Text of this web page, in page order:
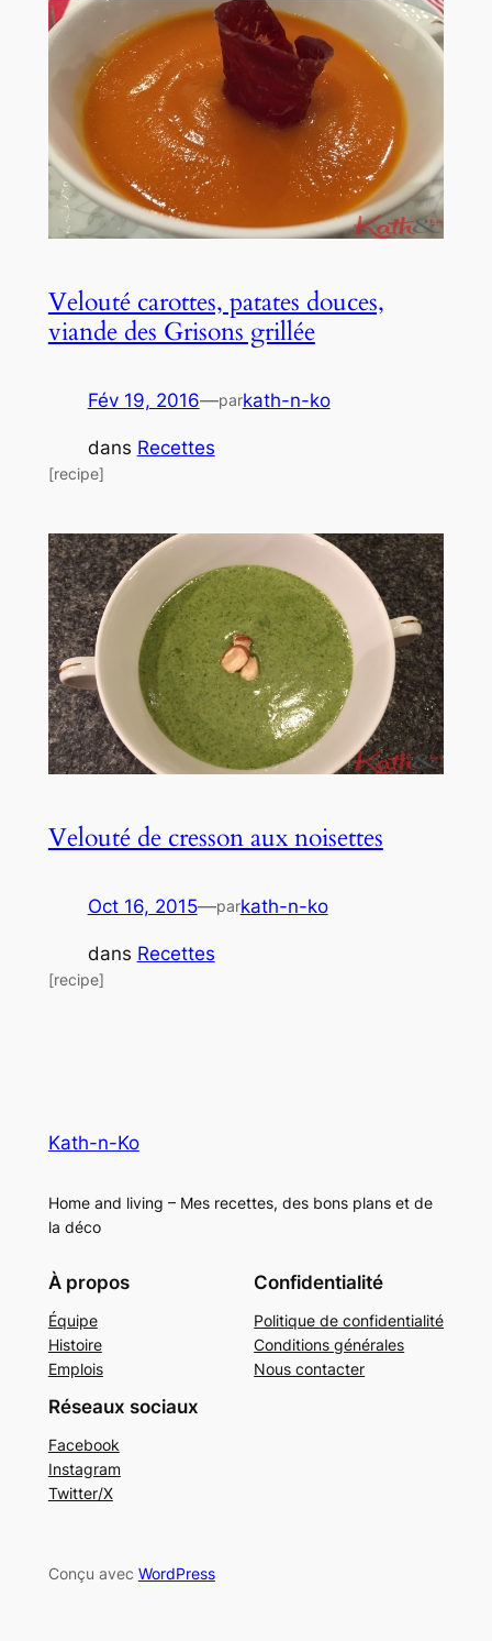
Velouté carottes, patates douces,
viande des Grisons grillée
Fév 19, 2016—parkath-n-ko
dans Recettes
[recipe]
Velouté de cresson aux noisettes
Oct 16, 2015—parkath-n-ko
dans Recettes
[recipe]
Kath-n-Ko
Home and living – Mes recettes, des bons plans et de
la déco
À propos
Équipe
Histoire
Emplois
Confidentialité
Politique de confidentialité
Conditions générales
Nous contacter
Réseaux sociaux
Facebook
Instagram
Twitter/X
Conçu avec WordPress